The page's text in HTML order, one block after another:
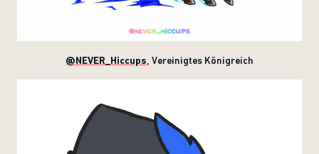
@NEVER_Hiccups, Vereinigtes Königreich